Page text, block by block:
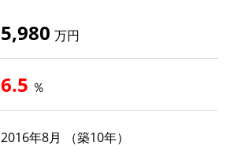
5,980 万円
6.5 ％
2016年8月 （築10年）